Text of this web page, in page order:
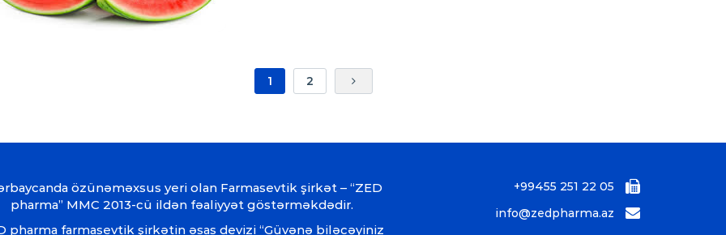
1 2
özünəməxsus yeri olan Farmasevtik şirkət – “ZED
pharma” MMC 2013-cü ildən fəaliyyət göstərməkdədir.
pharma farmasevtik şirkətin əsas devizi “Güvənə biləcəyiniz
+99455 251 22 05
info@zedpharma.az